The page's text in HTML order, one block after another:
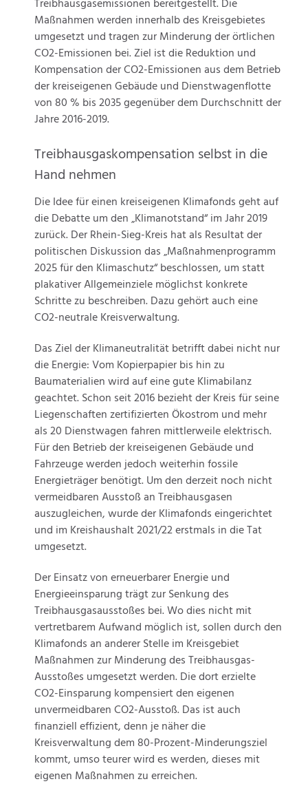
Treibhausgasemissionen bereitgestellt. Die
Maßnahmen werden innerhalb des Kreisgebietes
umgesetzt und tragen zur Minderung der örtlichen
CO2-Emissionen bei. Ziel ist die Reduktion und
Kompensation der CO2-Emissionen aus dem Betrieb
der kreiseigenen Gebäude und Dienstwagenflotte
von 80 % bis 2035 gegenüber dem Durchschnitt der
Jahre 2016-2019.
Treibhausgaskompensation selbst in die
Hand nehmen
Die Idee für einen kreiseigenen Klimafonds geht auf
die Debatte um den „Klimanotstand“ im Jahr 2019
zurück. Der Rhein-Sieg-Kreis hat als Resultat der
politischen Diskussion das „Maßnahmenprogramm
2025 für den Klimaschutz“ beschlossen, um statt
plakativer Allgemeinziele möglichst konkrete
Schritte zu beschreiben. Dazu gehört auch eine
CO2-neutrale Kreisverwaltung.
Das Ziel der Klimaneutralität betrifft dabei nicht nur
die Energie: Vom Kopierpapier bis hin zu
Baumaterialien wird auf eine gute Klimabilanz
geachtet. Schon seit 2016 bezieht der Kreis für seine
Liegenschaften zertifizierten Ökostrom und mehr
als 20 Dienstwagen fahren mittlerweile elektrisch.
Für den Betrieb der kreiseigenen Gebäude und
Fahrzeuge werden jedoch weiterhin fossile
Energieträger benötigt. Um den derzeit noch nicht
vermeidbaren Ausstoß an Treibhausgasen
auszugleichen, wurde der Klimafonds eingerichtet
und im Kreishaushalt 2021/22 erstmals in die Tat
umgesetzt.
Der Einsatz von erneuerbarer Energie und
Energieeinsparung trägt zur Senkung des
Treibhausgasausstoßes bei. Wo dies nicht mit
vertretbarem Aufwand möglich ist, sollen durch den
Klimafonds an anderer Stelle im Kreisgebiet
Maßnahmen zur Minderung des Treibhausgas-
Ausstoßes umgesetzt werden. Die dort erzielte
CO2-Einsparung kompensiert den eigenen
unvermeidbaren CO2-Ausstoß. Das ist auch
finanziell effizient, denn je näher die
Kreisverwaltung dem 80-Prozent-Minderungsziel
kommt, umso teurer wird es werden, dieses mit
eigenen Maßnahmen zu erreichen.